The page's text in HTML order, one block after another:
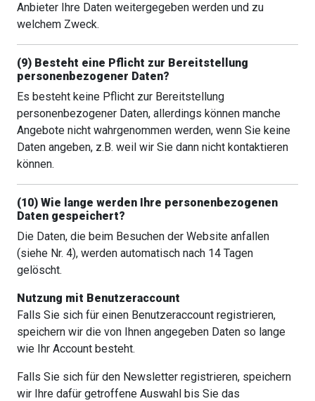
Anbieter Ihre Daten weitergegeben werden und zu
welchem Zweck.
(9) Besteht eine Pflicht zur Bereitstellung
personenbezogener Daten?
Es besteht keine Pflicht zur Bereitstellung
personenbezogener Daten, allerdings können manche
Angebote nicht wahrgenommen werden, wenn Sie keine
Daten angeben, z.B. weil wir Sie dann nicht kontaktieren
können.
(10) Wie lange werden Ihre personenbezogenen
Daten gespeichert?
Die Daten, die beim Besuchen der Website anfallen
(siehe Nr. 4), werden automatisch nach 14 Tagen
gelöscht.
Nutzung mit Benutzeraccount
Falls Sie sich für einen Benutzeraccount registrieren,
speichern wir die von Ihnen angegeben Daten so lange
wie Ihr Account besteht.
Falls Sie sich für den Newsletter registrieren, speichern
wir Ihre dafür getroffene Auswahl bis Sie das